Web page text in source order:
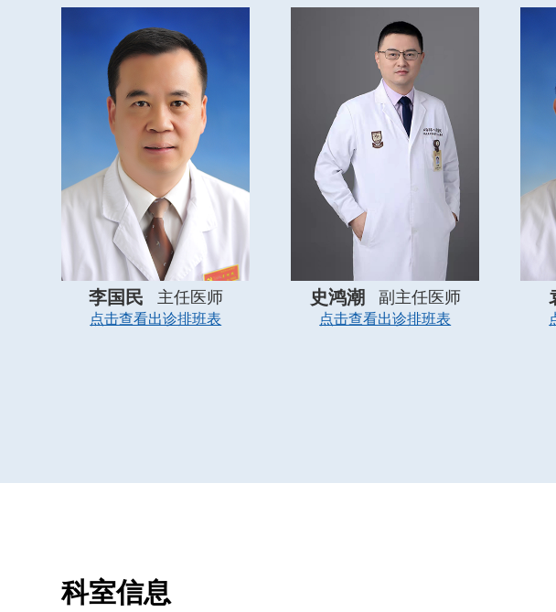
李国民 主任医师
点击查看出诊排班表
史鸿潮 副主任医师
点击查看出诊排班表
科室信息